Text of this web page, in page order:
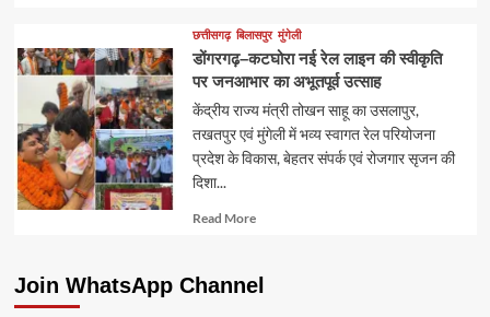
about
छत्तीसगढ़ बिलासपुर मुंगेली
डोंगरगढ़–कटघोरा नई रेल लाइन की स्वीकृति
पर जनआभार का अभूतपूर्व उत्साह
केंद्रीय राज्य मंत्री तोखन साहू का उसलापुर,
तखतपुर एवं मुंगेली में भव्य स्वागत रेल परियोजना
प्रदेश के विकास, बेहतर संपर्क एवं रोजगार सृजन की
दिशा...
Read MoreRead
Join WhatsApp Channel